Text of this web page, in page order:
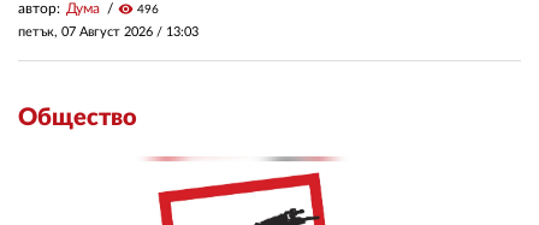
автор: Дума visibility 496
петък, 07 Август 2026 / 13:03
Общество